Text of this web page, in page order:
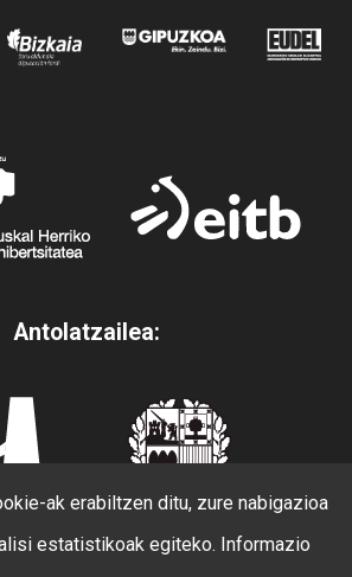
Antolatzailea:
ak erabiltzen ditu, zure nabigazioa
estatistikoak egiteko. Informazio